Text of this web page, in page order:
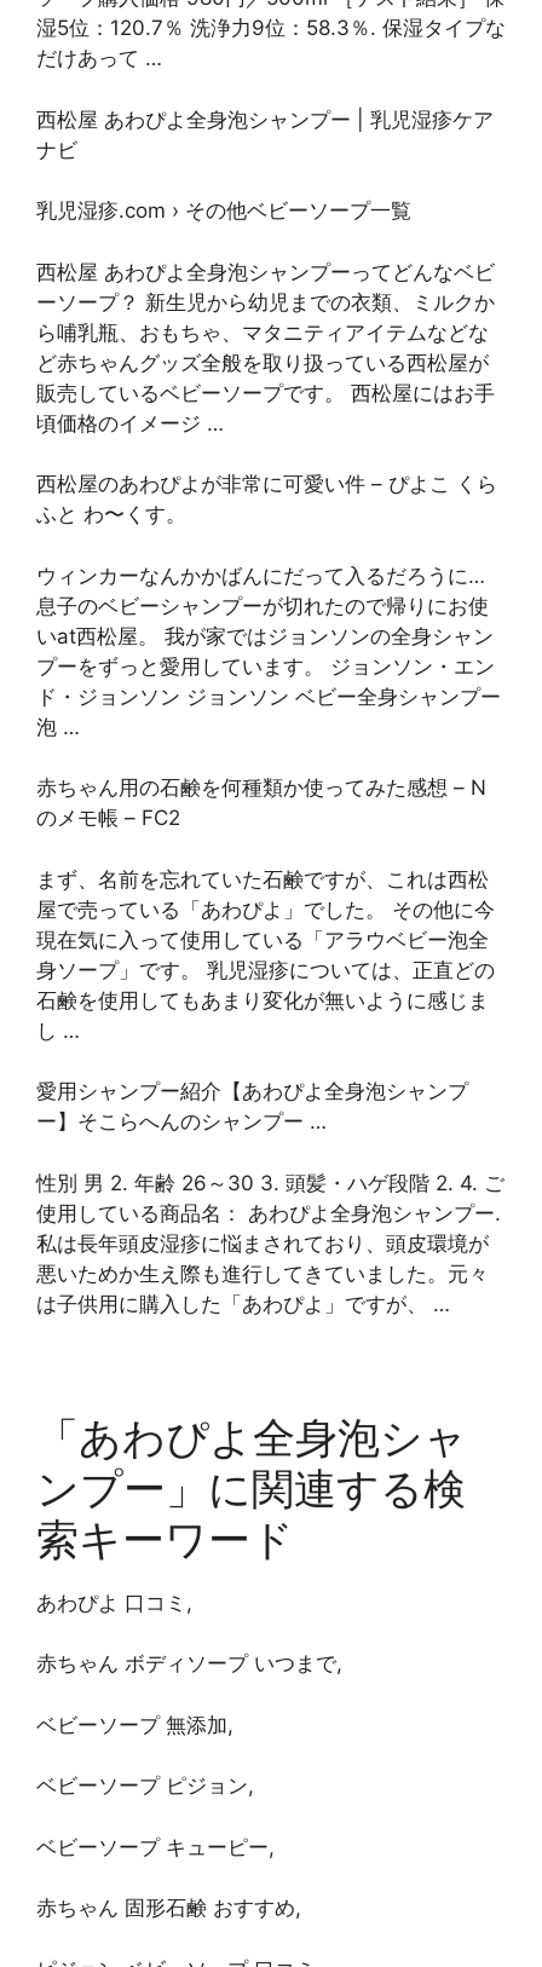
湿5位：120.7％ 洗浄力9位：58.3％. 保湿タイプな
だけあって …
西松屋 あわぴよ全身泡シャンプー | 乳児湿疹ケア
ナビ
乳児湿疹.com › その他ベビーソープ一覧
西松屋 あわぴよ全身泡シャンプーってどんなベビ
ーソープ？ 新生児から幼児までの衣類、ミルクか
ら哺乳瓶、おもちゃ、マタニティアイテムなどな
ど赤ちゃんグッズ全般を取り扱っている西松屋が
販売しているベビーソープです。 西松屋にはお手
頃価格のイメージ …
西松屋のあわぴよが非常に可愛い件 – ぴよこ くら
ふと わ〜くす。
ウィンカーなんかかばんにだって入るだろうに…
息子のベビーシャンプーが切れたので帰りにお使
いat西松屋。 我が家ではジョンソンの全身シャン
プーをずっと愛用しています。 ジョンソン・エン
ド・ジョンソン ジョンソン ベビー全身シャンプー
泡 …
赤ちゃん用の石鹸を何種類か使ってみた感想 – N
のメモ帳 – FC2
まず、名前を忘れていた石鹸ですが、これは西松
屋で売っている「あわぴよ」でした。 その他に今
現在気に入って使用している「アラウベビー泡全
身ソープ」です。 乳児湿疹については、正直どの
石鹸を使用してもあまり変化が無いように感じま
し …
愛用シャンプー紹介【あわぴよ全身泡シャンプ
ー】そこらへんのシャンプー …
性別 男 2. 年齢 26～30 3. 頭髪・ハゲ段階 2. 4. ご
使用している商品名： あわぴよ全身泡シャンプー.
私は長年頭皮湿疹に悩まされており、頭皮環境が
悪いためか生え際も進行してきていました。元々
は子供用に購入した「あわぴよ」ですが、 …
「あわぴよ全身泡シャ
ンプー」に関連する検
索キーワード
あわぴよ 口コミ,
赤ちゃん ボディソープ いつまで,
ベビーソープ 無添加,
ベビーソープ ピジョン,
ベビーソープ キューピー,
赤ちゃん 固形石鹸 おすすめ,